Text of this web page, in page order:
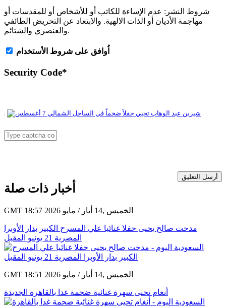
شروط النشر: عدم الإساءة للكاتب أو للأشخاص أو للمقدسات أو
مهاجمة الأديان أو الذات الالهية. والابتعاد عن التحريض الطائفي
والعنصري والشتائم.
اُوافق على شروط الأستخدام
Security Code*
أرسل التعليق
أخبار ذات صلة
GMT 18:57 2026 الخميس ,14 أيار / مايو
مدحت صالح يحيى حفلا غنائيا علي المسرح الكبير بدار الأوبرا
المصرية 21 يونيو المقبل
GMT 18:51 2026 الخميس ,14 أيار / مايو
أنغام تحيى سهرة غنائية ضحمة غدا بالقاهرة الجديدة